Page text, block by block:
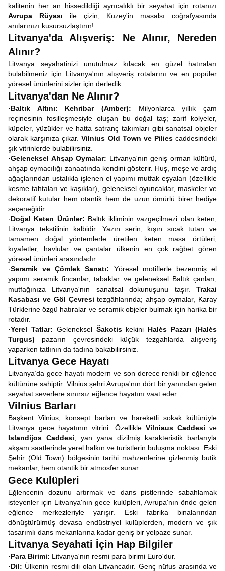
kalitenin her an hissedildiği ayrıcalıklı bir seyahat için rotanızı
Avrupa Rüyası ile çizin; Kuzey'in masalsı coğrafyasında
anılarınızı kusursuzlaştırın!
Litvanya'da Alışveriş: Ne Alınır, Nereden
Alınır?
Litvanya seyahatinizi unutulmaz kılacak en güzel hatıraları
bulabilmeniz için Litvanya'nın alışveriş rotalarını ve en popüler
yöresel ürünlerini sizler için derledik.
Litvanya'dan Ne Alınır?
·Baltık Altını: Kehribar (Amber): Milyonlarca yıllık çam
reçinesinin fosilleşmesiyle oluşan bu doğal taş; zarif kolyeler,
küpeler, yüzükler ve hatta satranç takımları gibi sanatsal objeler
olarak karşınıza çıkar.Vilnius Old Town ve Pilies caddesindeki
şık vitrinlerde bulabilirsiniz.
·Geleneksel Ahşap Oymalar: Litvanya'nın geniş orman kültürü,
ahşap oymacılığı zanaatında kendini gösterir. Huş, meşe ve ardıç
ağaçlarından ustalıkla işlenen el yapımı mutfak eşyaları (özellikle
kesme tahtaları ve kaşıklar), geleneksel oyuncaklar, maskeler ve
dekoratif kutular hem otantik hem de uzun ömürlü birer hediye
seçeneğidir.
·Doğal Keten Ürünler: Baltık ikliminin vazgeçilmezi olan keten,
Litvanya tekstilinin kalbidir. Yazın serin, kışın sıcak tutan ve
tamamen doğal yöntemlerle üretilen keten masa örtüleri,
kıyafetler, havlular ve çantalar ülkenin en çok rağbet gören
yöresel ürünleri arasındadır.
·Seramik ve Çömlek Sanatı: Yöresel motiflerle bezenmiş el
yapımı seramik fincanlar, tabaklar ve geleneksel Baltık çanları,
mutfağınıza Litvanya'nın sanatsal dokunuşunu taşır.
Trakai
Kasabası ve Göl Çevresitezgâhlarında; ahşap oymalar, Karay
Türklerine özgü hatıralar ve seramik objeler bulmak için harika bir
rotadır.
·Yerel Tatlar: Geleneksel Šakotiskekini Halės Pazarı (Halės
Turgus) pazarın çevresindeki küçük tezgahlarda alışveriş
yaparken tatlının da tadına bakabilirsiniz.
Litvanya Gece Hayatı
Litvanya’da gece hayatı modern ve son derece renkli bir eğlence
kültürüne sahiptir. Vilnius şehri Avrupa'nın dört bir yanından gelen
seyahat severlere sınırsız eğlence hayatını vaat eder.
Vilnius Barları
Başkent Vilnius, konsept barları ve hareketli sokak kültürüyle
Litvanya gece hayatının vitrini. Özellikle Vilniaus Caddesi ve
Islandijos Caddesi , yan yana dizilmiş karakteristik barlarıyla
akşam saatlerinde yerel halkın ve turistlerin buluşma noktası. Eski
Şehir (Old Town) bölgesinin tarihi mahzenlerine gizlenmiş butik
mekanlar, hem otantik bir atmosfer sunar.
Gece Kulüpleri
Eğlencenin dozunu artırmak ve dans pistlerinde sabahlamak
isteyenler için Litvanya'nın gece kulüpleri, Avrupa'nın önde gelen
eğlence merkezleriyle yarışır. Eski fabrika binalarından
dönüştürülmüş devasa endüstriyel kulüplerden, modern ve şık
tasarımlı dans mekanlarına kadar geniş bir yelpaze sunar.
Litvanya Seyahati İçin Hap Bilgiler
·Para Birimi: Litvanya'nın resmi para birimi Euro'dur.
·Dil: Ülkenin resmi dili olan Litvancadır. Genç nüfus arasında ve